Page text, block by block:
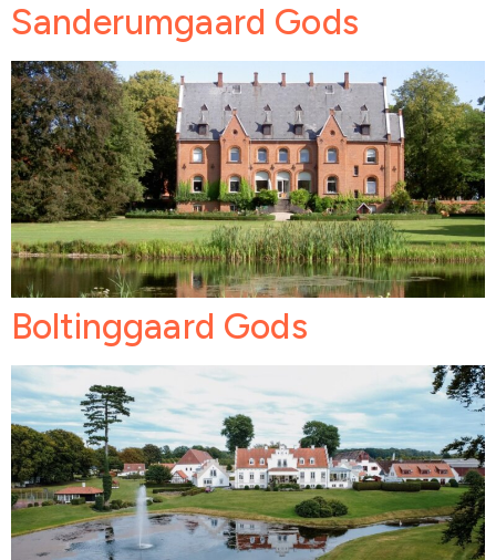
Sanderumgaard Gods
Boltinggaard Gods